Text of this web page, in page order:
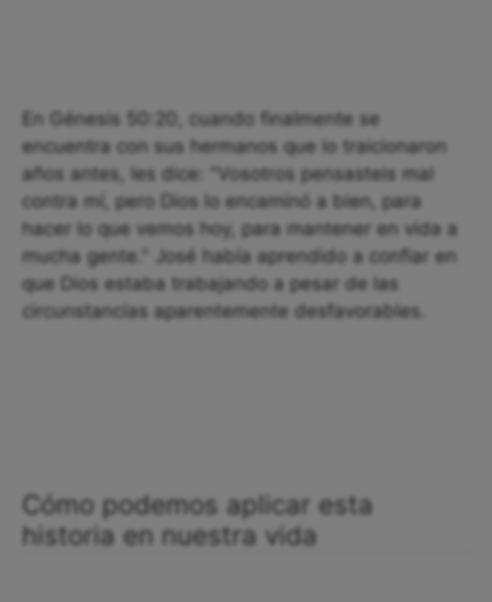
En Génesis 50:20, cuando finalmente se
encuentra con sus hermanos que lo traicionaron
años antes, les dice: "Vosotros pensasteis mal
contra mí, pero Dios lo encaminó a bien, para
hacer lo que vemos hoy, para mantener en vida a
mucha gente." José había aprendido a confiar en
que Dios estaba trabajando a pesar de las
circunstancias aparentemente desfavorables.
Cómo podemos aplicar esta
historia en nuestra vida